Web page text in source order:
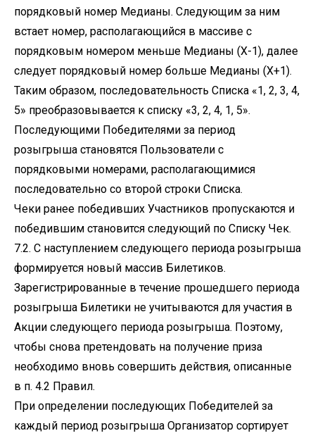
порядковый номер Медианы. Следующим за ним
встает номер, располагающийся в массиве с
порядковым номером меньше Медианы (Х-1), далее
следует порядковый номер больше Медианы (Х+1).
Таким образом, последовательность Списка «1, 2, 3, 4,
5» преобразовывается к списку «3, 2, 4, 1, 5».
Последующими Победителями за период
розыгрыша становятся Пользователи с
порядковыми номерами, располагающимися
последовательно со второй строки Списка.
Чеки ранее победивших Участников пропускаются и
победившим становится следующий по Списку Чек.
7.2. С наступлением следующего периода розыгрыша
формируется новый массив Билетиков.
Зарегистрированные в течение прошедшего периода
розыгрыша Билетики не учитываются для участия в
Акции следующего периода розыгрыша. Поэтому,
чтобы снова претендовать на получение приза
необходимо вновь совершить действия, описанные
в п. 4.2 Правил.
При определении последующих Победителей за
каждый период розыгрыша Организатор сортирует